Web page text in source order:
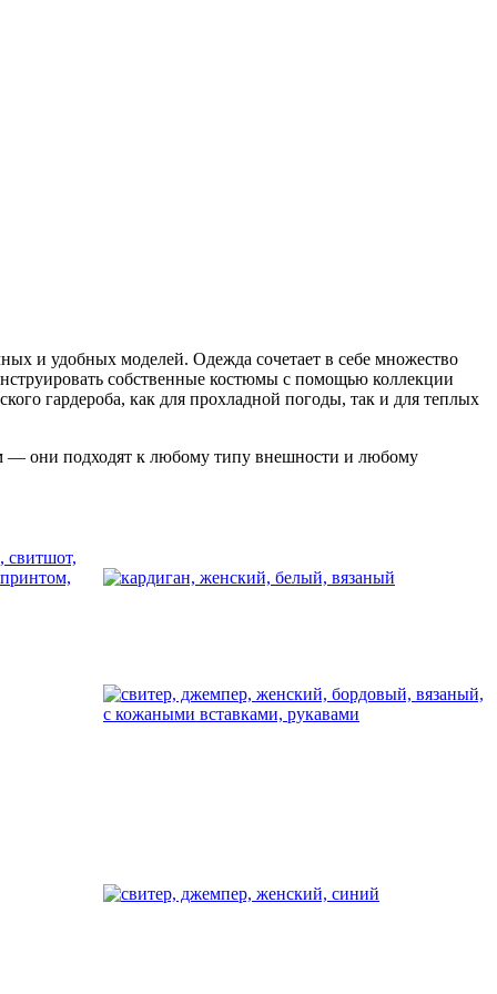
и удобных моделей. Одежда сочетает в себе множество
собственные костюмы с помощью коллекции
гардероба, как для прохладной погоды, так и для теплых
— они подходят к любому типу внешности и любому